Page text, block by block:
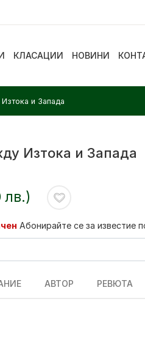
КЛАСАЦИИ НОВИНИ
и Запада
Изтока и Запада
лв.)
Абонирайте се за известие
АВТОР РЕВЮТА